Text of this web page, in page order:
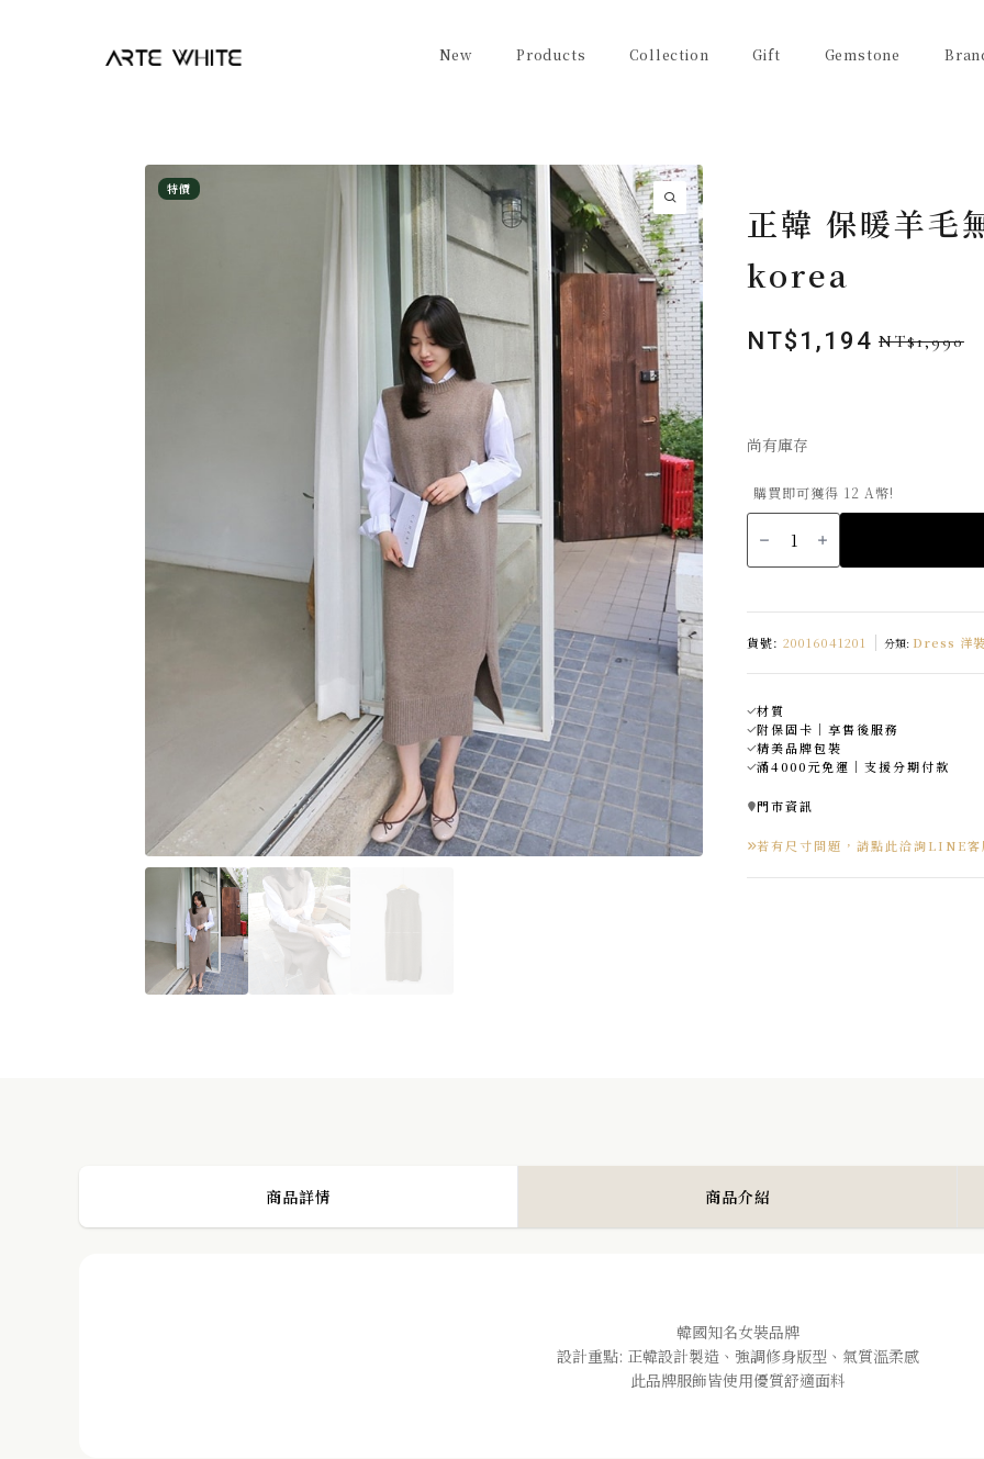
New Products Collection Gift Gemstone
特價
正韓 保暖羊
korea
NT$1,990
原
格：
NT$ 1,194
目
格：
尚有庫存
購買即可獲得 12 A幣!
正
羊
袖
身
裙
in
數
量
貨號: 20016041201 分類: Dress 洋裝
材質
附保固卡｜享售後服務
精美品牌包裝
滿4000元免運｜支援分期付款
門市資訊
若有尺寸問題，請點此洽詢LINE客
商品詳情 商品介紹
韓國知名女裝品牌
設計重點: 正韓設計製造、強調修身版型、氣質溫柔感
此品牌服飾皆使用優質舒適面料